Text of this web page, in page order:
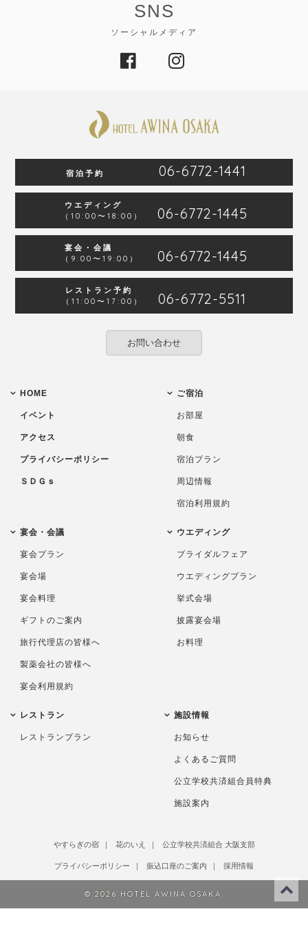
SNS
ソーシャルメディア
宿泊予約 06-6772-1441
ウエディング
（10:00〜18:00）
06-6772-1445
宴会・会議
（9:00〜19:00）
06-6772-1445
レストラン予約
（11:00〜17:00）
06-6772-5511
お問い合わせ
HOME
イベント
アクセス
プライバシーポリシー
ＳＤＧｓ
ご宿泊
お部屋
朝食
宿泊プラン
周辺情報
宿泊利用規約
宴会・会議
宴会プラン
宴会場
宴会料理
ギフトのご案内
旅行代理店の皆様へ
製薬会社の皆様へ
宴会利用規約
ウエディング
ブライダルフェア
ウエディングプラン
挙式会場
披露宴会場
お料理
レストラン
レストランプラン
施設情報
お知らせ
よくあるご質問
公立学校共済組合員特典
施設案内
やすらぎの宿 花のいえ 公立学校共済組合 大阪支部
プライバシーポリシー 振込口座のご案内 採用情報
© 2026 HOTEL AWINA OSAKA.